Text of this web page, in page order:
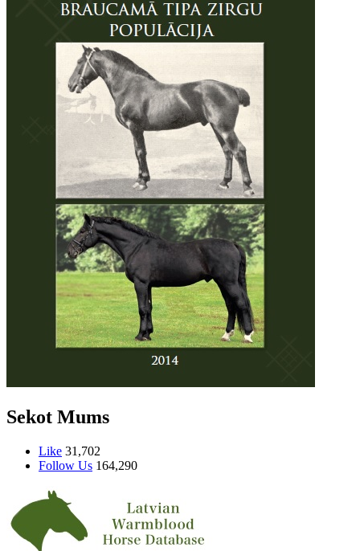
Sekot Mums
Like 31,702
Follow Us 164,290